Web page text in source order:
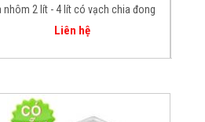
nhôm 2 lít - 4 lít có vạch chia đong
định lượng
Liên hệ